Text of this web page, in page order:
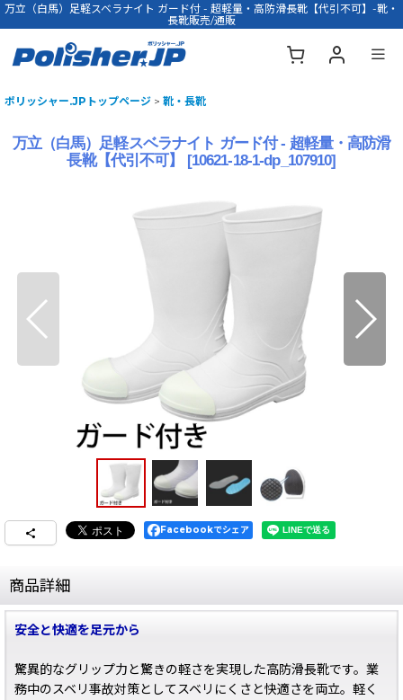
万立（白馬）足軽スベラナイト ガード付 - 超軽量・高防滑長靴【代引不可】-靴・
長靴販売/通販
ポリッシャー.JPトップページ > 靴・長靴
万立（白馬）足軽スベラナイト ガード付 - 超軽量・高防滑
長靴【代引不可】
[10621-18-1-dp_107910]
Facebookでシェア
商品詳細
安全と快適を足元から
驚異的なグリップ力と驚きの軽さを実現した高防滑長靴です。業
務中のスベリ事故対策としてスベリにくさと快適さを両立。軽く